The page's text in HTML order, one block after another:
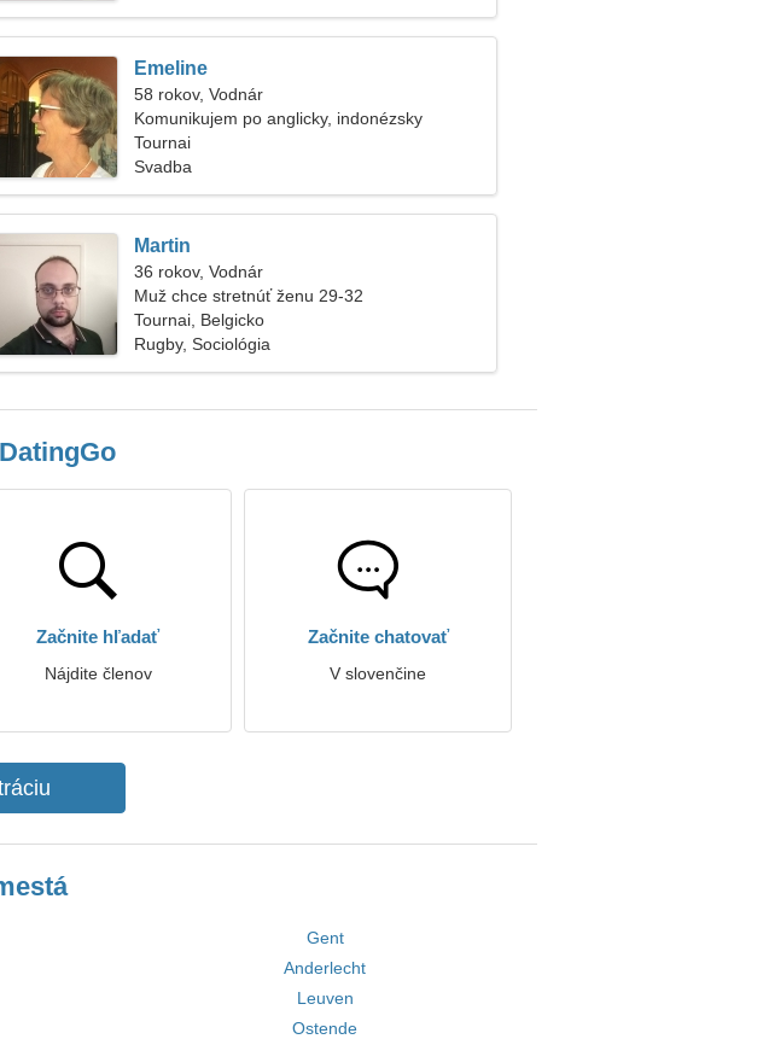
Emeline
58 rokov, Vodnár
Komunikujem po anglicky, indonézsky
Tournai
Svadba
Martin
36 rokov, Vodnár
Muž chce stretnúť ženu 29-32
Tournai, Belgicko
Rugby, Sociológia
Začnite hľadať
Nájdite členov
Začnite chatovať
V slovenčine
Gent
Anderlecht
Leuven
Ostende